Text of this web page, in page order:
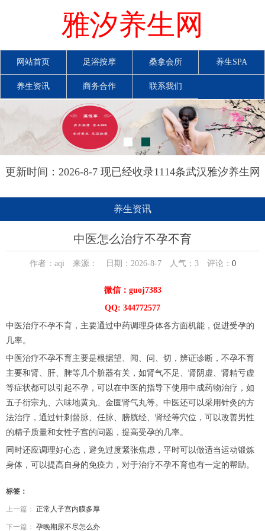
雅汐养生网
网站首页 足浴按摩 桑拿会所 养生SPA
养生资讯 商务合作 联系我们
更新时间：2026-8-7 现已经收录1114条武汉雅汐养生网
养生资讯
中医怎么治疗不孕不育
作者：aqi 来源： 日期：2026-8-7 人气： 3评论： 0
微信：guoj7383
QQ: 344772577
中医治疗不孕不育，主要通过中药调理身体各方面机能，促进受孕的
几率。
中医治疗不孕不育主要是根据望、闻、问、切，辨证诊断，不孕不育
主要和肾、肝、脾等几个脏器有关，如肾气不足、肾阴虚、肾精亏虚
等症状都可以引起不孕，可以在中医的指导下使用中成药物治疗，如
五子衍宗丸、六味地黄丸、金匮肾气丸等。中医还可以采用针灸的方
法治疗，通过针刺督脉、任脉、膀胱经、肾经等穴位，可以改善男性
的精子质量和女性子宫的问题，提高受孕的几率。
同时还应调理好心态，避免过度紧张焦虑，平时可以做适当运动锻炼
身体，可以提高自身的免疫力，对于治疗不孕不育也有一定的帮助。
标签：
上一篇： 正常人子宫内膜多厚
下一篇： 孕晚期尿不尽怎么办